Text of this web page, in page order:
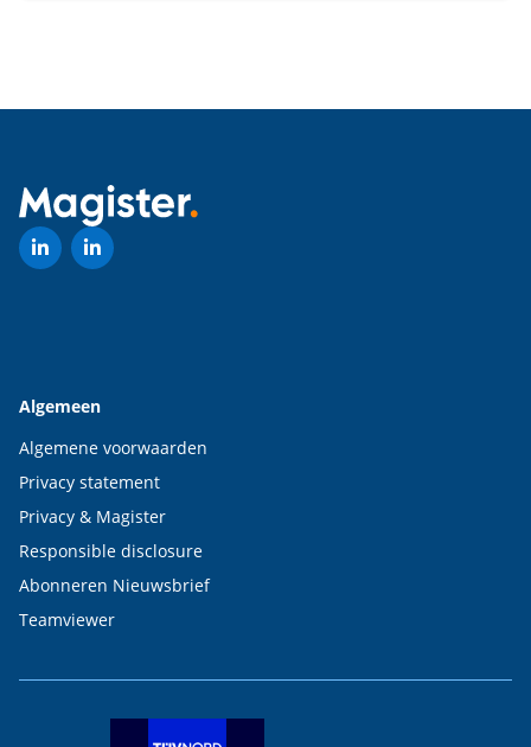
Algemeen
Algemene voorwaarden
Privacy statement
Privacy & Magister
Responsible disclosure
Abonneren Nieuwsbrief
Teamviewer